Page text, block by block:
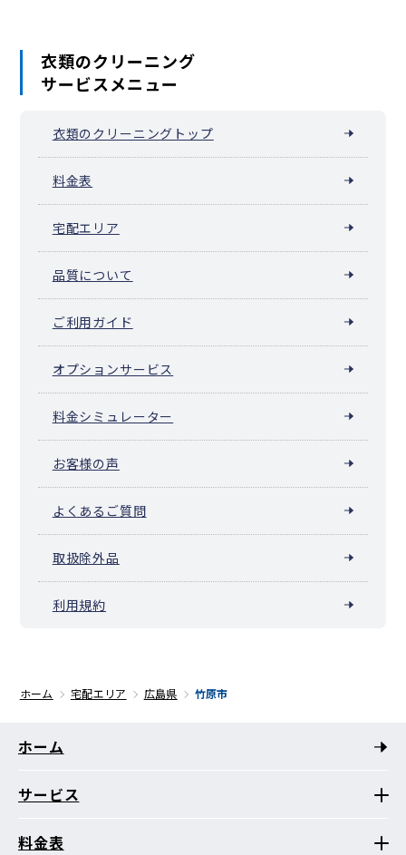
衣類のクリーニング
サービスメニュー
衣類のクリーニングトップ
料金表
宅配エリア
品質について
ご利用ガイド
オプションサービス
料金シミュレーター
お客様の声
よくあるご質問
取扱除外品
利用規約
ホーム 宅配エリア 広島県 竹原市
ホーム
サービス
料金表